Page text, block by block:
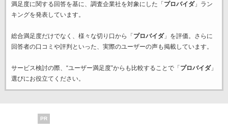
満足度に関する回答を基に、調査企業社を対象にした「 プロバイダ」ラン
キングを発表しています。
総合満足度だけでなく、様々な切り口から「 プロバイダ」を評価。さらに
回答者の口コミや評判といった、実際のユーザーの声も掲載しています。
サービス検討の際、“ユーザー満足度”からも比較することで「 プロバイダ」
選びにお役立てください。
PR